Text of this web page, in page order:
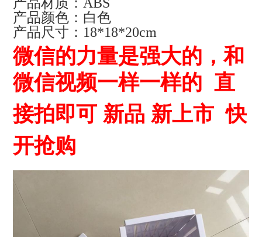
产品颜色：白色
产品尺寸：18*18*20cm
微信的力量是强大的，和
微信视频一样一样的 直
接拍即可 新品 新上市 快
开抢购